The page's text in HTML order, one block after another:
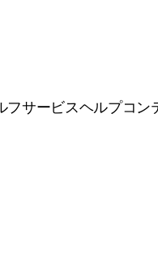
サービスヘルプコン